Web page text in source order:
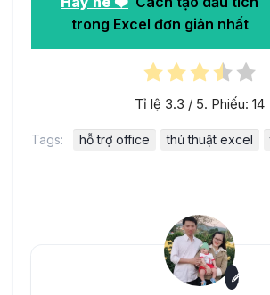
trong Excel đơn giản nhất
Tỉ lệ 3.3 / 5. Phiếu: 14
Tags: hỗ trợ office thủ thuật excel